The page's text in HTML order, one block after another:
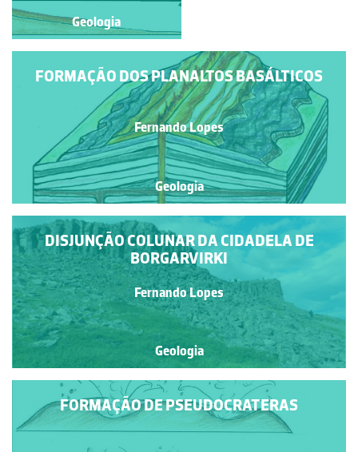
Geologia
FORMAÇÃO DOS PLANALTOS BASÁLTICOS
Fernando Lopes
Geologia
DISJUNÇÃO COLUNAR DA CIDADELA DE
BORGARVIRKI
Fernando Lopes
Geologia
FORMAÇÃO DE PSEUDOCRATERAS
Geologia